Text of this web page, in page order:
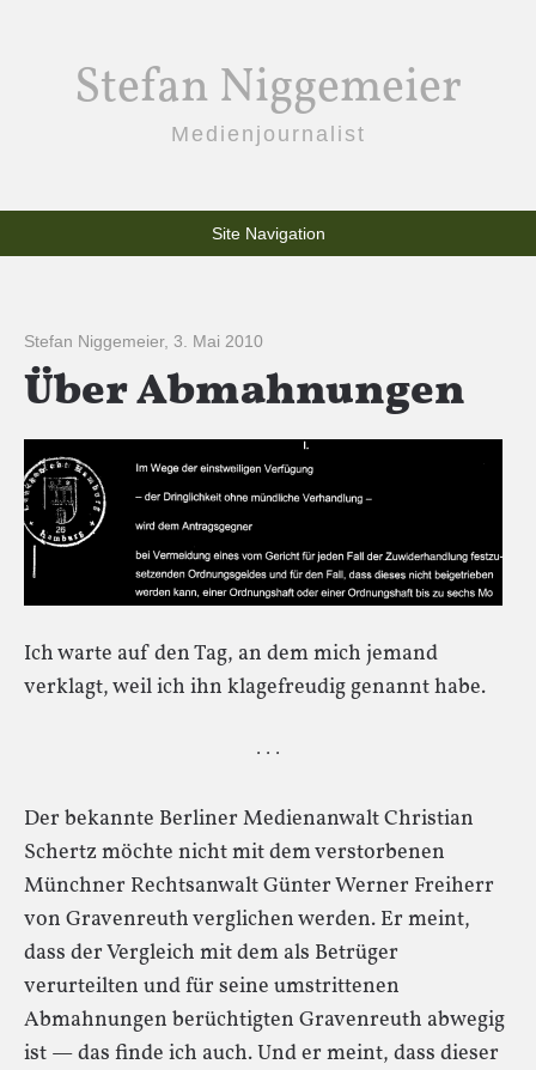
Stefan Niggemeier
Medienjournalist
Site Navigation
Stefan Niggemeier, 3. Mai 2010
Über Abmahnungen
Ich warte auf den Tag, an dem mich jemand
verklagt, weil ich ihn klagefreudig genannt habe.
· · ·
Der bekannte Berliner Medienanwalt Christian
Schertz möchte nicht mit dem verstorbenen
Münchner Rechtsanwalt Günter Werner Freiherr
von Gravenreuth verglichen werden. Er meint,
dass der Vergleich mit dem als Betrüger
verurteilten und für seine umstrittenen
Abmahnungen berüchtigten Gravenreuth abwegig
ist — das finde ich auch. Und er meint, dass dieser